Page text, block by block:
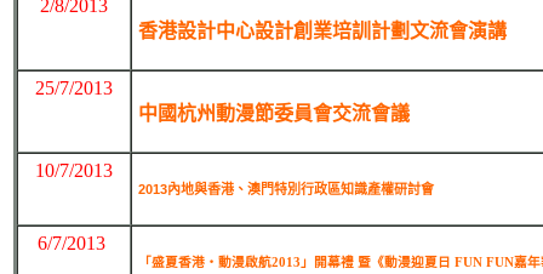
2/8/2013
香港設計中心設計創業培訓計劃文流會演講
25/7/2013
中國杭州動漫節委員會交流會議
10/7/2013
2013內地與香港、澳門特別行政區知識產權研討會
6/7/2013
「盛夏香港‧動漫啟航2013」開幕禮 暨《動漫迎夏日 FUN FUN嘉年